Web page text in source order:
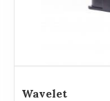
Wavelet